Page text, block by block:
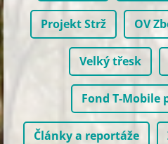
Projekt Strž OV
Velký třesk
Fond T-Mobile
Články a reportáže